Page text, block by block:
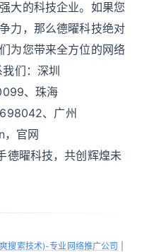
大的科技企业。如果您
力，那么德曜科技绝对
为您带来全方位的网络
们：深圳
、珠海
、广州
官网
曜科技，共创辉煌未
搜索技术)-专业网络推广公司